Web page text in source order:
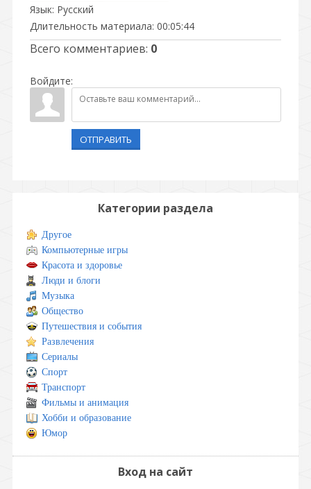
Язык: Русский
Длительность материала: 00:05:44
Всего комментариев: 0
Войдите:
ОТПРАВИТЬ
Категории раздела
Другое
Компьютерные игры
Красота и здоровье
Люди и блоги
Музыка
Общество
Путешествия и события
Развлечения
Сериалы
Спорт
Транспорт
Фильмы и анимация
Хобби и образование
Юмор
Вход на сайт